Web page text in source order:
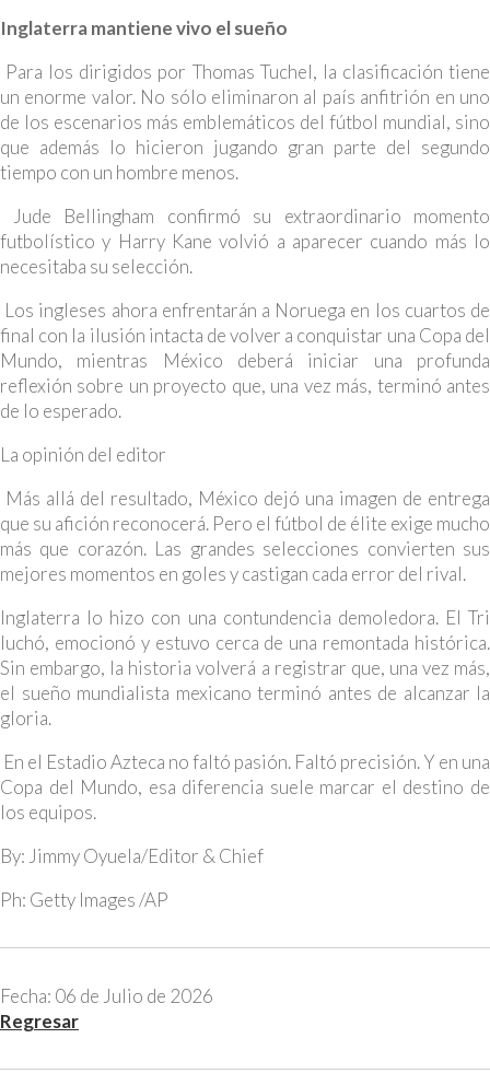
Inglaterra mantiene vivo el sueño
Para los dirigidos por Thomas Tuchel, la clasificación tiene
un enorme valor. No sólo eliminaron al país anfitrión en uno
de los escenarios más emblemáticos del fútbol mundial, sino
que además lo hicieron jugando gran parte del segundo
tiempo con un hombre menos.
Jude Bellingham confirmó su extraordinario momento
futbolístico y Harry Kane volvió a aparecer cuando más lo
necesitaba su selección.
Los ingleses ahora enfrentarán a Noruega en los cuartos de
final con la ilusión intacta de volver a conquistar una Copa del
Mundo, mientras México deberá iniciar una profunda
reflexión sobre un proyecto que, una vez más, terminó antes
de lo esperado.
La opinión del editor
Más allá del resultado, México dejó una imagen de entrega
que su afición reconocerá. Pero el fútbol de élite exige mucho
más que corazón. Las grandes selecciones convierten sus
mejores momentos en goles y castigan cada error del rival.
Inglaterra lo hizo con una contundencia demoledora. El Tri
luchó, emocionó y estuvo cerca de una remontada histórica.
Sin embargo, la historia volverá a registrar que, una vez más,
el sueño mundialista mexicano terminó antes de alcanzar la
gloria.
En el Estadio Azteca no faltó pasión. Faltó precisión. Y en una
Copa del Mundo, esa diferencia suele marcar el destino de
los equipos.
By: Jimmy Oyuela/Editor & Chief
Ph: Getty Images /AP
Fecha: 06 de Julio de 2026
Regresar